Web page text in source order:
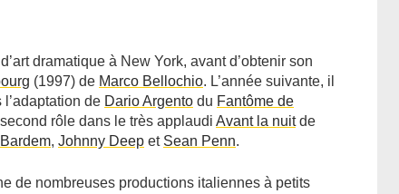
dramatique à New York, avant d’obtenir son
(1997) de Marco Bellochio. L’année suivante, il
de Dario Argento du Fantôme de
rôle dans le très applaudi Avant la nuitde
, Johnny Deep et Sean Penn.
de nombreuses productions italiennes à petits